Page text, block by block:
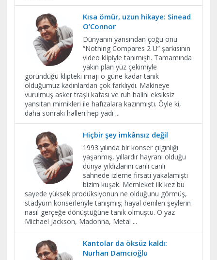
Kısa ömür, uzun hikaye: Sinead
O’Connor
Dünyanın yarısından çoğu onu
“Nothing Compares 2 U” şarkısının
video klipiyle tanımıştı. Tamamında
yakın plan yüz çekimiyle
göründüğü klipteki imajı o güne kadar tanık
olduğumuz kadınlardan çok farklıydı. Makineye
vurulmuş asker traşlı kafası ve ruh halini eksiksiz
yansıtan mimikleri ile hafızalara kazınmıştı. Öyle ki,
daha sonraki halleri hep yadı ...
Hiçbir şey imkânsız değil
1993 yılında bir konser çılgınlığı
yaşanmış, yıllardır hayranı olduğu
dünya yıldızlarını canlı canlı
sahnede izleme fırsatı yakalamıştı
bizim kuşak. Memleket ilk kez bu
sayede yüksek prodüksiyonun ne olduğunu görmüş,
stadyum konserleriyle tanışmış; hayal denilen şeylerin
nasıl gerçeğe dönüştüğüne tanık olmuştu. O yaz
Michael Jackson, Madonna, Metal ...
Kantolar da öksüz kaldı:
Nurhan Damcıoğlu